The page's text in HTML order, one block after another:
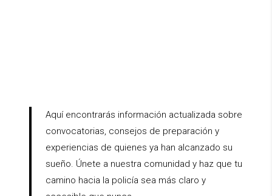
Aquí encontrarás información actualizada sobre
convocatorias, consejos de preparación y
experiencias de quienes ya han alcanzado su
sueño. Únete a nuestra comunidad y haz que tu
camino hacia la policía sea más claro y